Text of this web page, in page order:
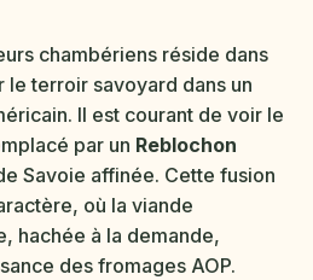
chambériens réside dans
terroir savoyard dans un
Il est courant de voir le
par un Reblochon
Savoie affinée. Cette fusion
où la viande
hachée à la demande,
des fromages AOP.